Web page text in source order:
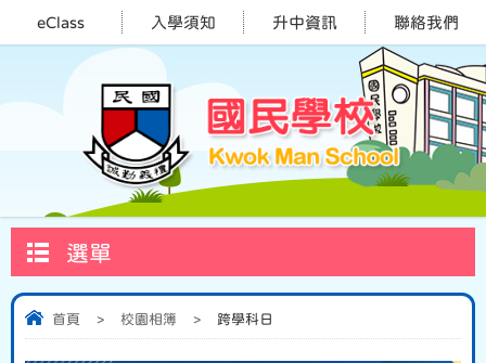
eClass 入學須知 升中資訊 聯絡我們
選單
首頁 > 校園相簿 > 跨學科日